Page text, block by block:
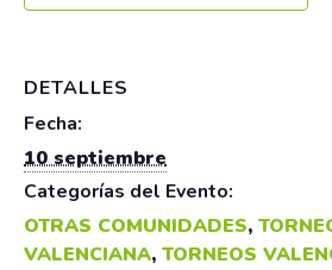
DETALLES
Fecha:
10 septiembre
Categorías del Evento:
OTRAS COMUNIDADES,
VALENCIANA, TORNEOS